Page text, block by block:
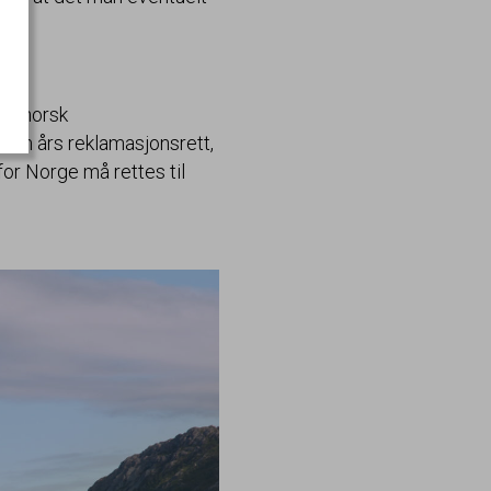
norsk
års reklamasjonsrett,
Norge må rettes til